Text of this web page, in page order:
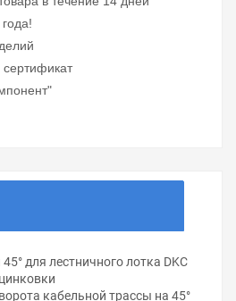
сертификат
для лестничного лотка DKC
кабельной трассы на 45°